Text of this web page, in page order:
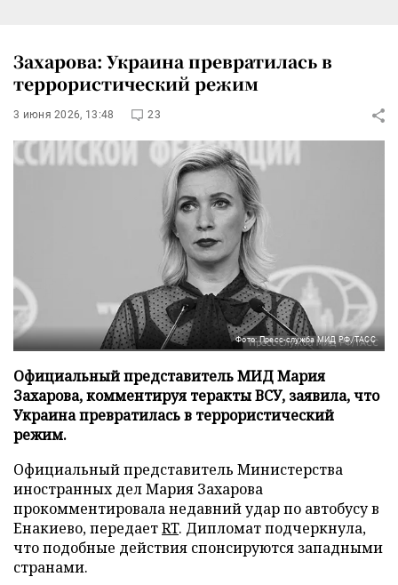
Захарова: Украина превратилась в
террористический режим
3 июня 2026, 13:48 23
Фото: Пресс-служба МИД РФ/ТАСС
Официальный представитель МИД Мария
Захарова, комментируя теракты ВСУ, заявила, что
Украина превратилась в террористический
режим.
Официальный представитель Министерства
иностранных дел Мария Захарова
прокомментировала недавний удар по автобусу в
Енакиево, передаетRT. Дипломат подчеркнула,
что подобные действия спонсируются западными
странами.